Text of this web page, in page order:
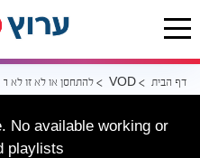
דף הבית VOD להתחסן או לא זו לא
No available working or
playlists.